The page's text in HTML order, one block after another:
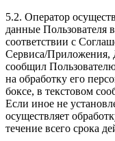
5.2. Оператор
данные Пользователя
соответствии с
Сервиса/Приложения,
сообщил
на обработку его
боксе, в текстовом
Если иное не
осуществляет
течение всего срока